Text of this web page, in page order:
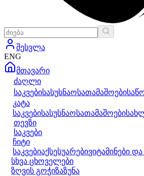
შესვლა
ENG
მთავარი
ძაღლი
საკვებისასუსნაოსათამაშოები
კატა
საკვებისასუსნაოსათამაშოები
თევზი
საკვები
ჩიტი
საკვებიაქსესუარებივიტამინები
სხვა ცხოველები
ზღვის გოჭიზაზუნა